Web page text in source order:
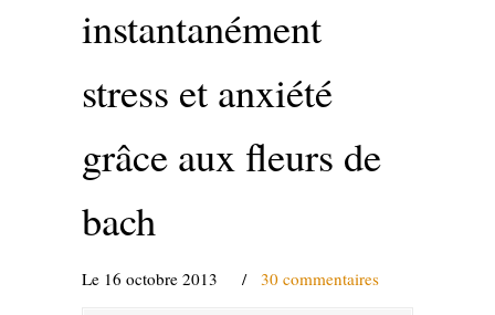
instantanément
stress et anxiété
grâce aux fleurs de
bach
Le 16 octobre 2013 / 30 commentaires